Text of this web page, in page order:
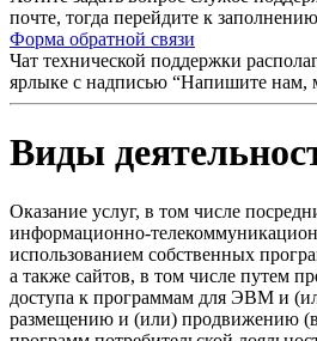
почте, тогда перейдите к
Форма обратной связи
Чат технической поддержки
ярлыке с надписью “Напишите нам,
Виды
Оказание услуг, в том числе
информационно-
использованием собственных
а также сайтов, в том числе путем
доступа к программам для ЭВМ и
размещению и (или) продвижению (в